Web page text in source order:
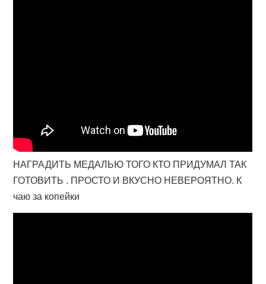
НАГРАДИТЬ МЕДАЛЬЮ ТОГО КТО ПРИДУМАЛ ТАК
ГОТОВИТЬ . ПРОСТО И ВКУСНО НЕВЕРОЯТНО. К
чаю за копейки